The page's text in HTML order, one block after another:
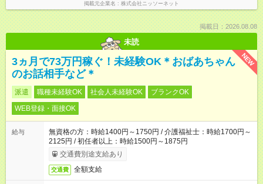
掲載元企業名 株式会社ニッソーネット
掲載日：2026.08.08
未読
NEW
3ヵ月で73万円稼ぐ！未経験OK＊おばあちゃん
のお話相手など＊
派遣 職種未経験OK 社会人未経験OK
ブランクOK
WEB登録・面接OK
給与
無資格の方：時給1400円～1750円 / 介護福祉士：時給1700円～
2125円 / 初任者以上：時給1500円～1875円
交通費別途支給あり
交通費 全額支給